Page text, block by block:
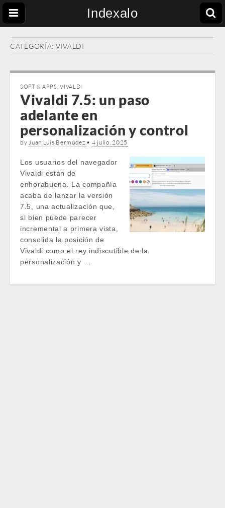
Indexalo
CATEGORÍA: VIVALDI
SOFT & APPS,VIVALDI
Vivaldi 7.5: un paso
adelante en
personalización y control
byJuan Luis Bermúdez • 4 julio, 2025
Los usuarios del navegador
Vivaldi están de
enhorabuena. La compañía
acaba de lanzar la versión
7.5, una actualización que,
si bien puede parecer
incremental a primera vista,
consolida la posición de
Vivaldi como el rey indiscutible de la
personalización y …